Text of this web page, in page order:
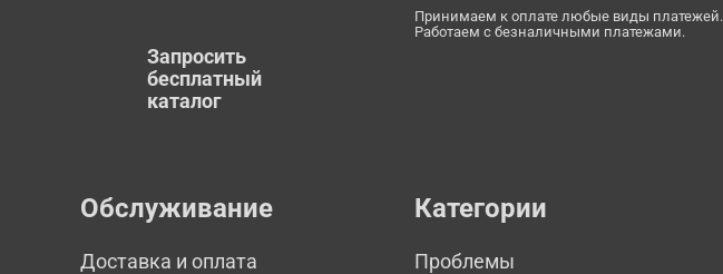
Запросить
бесплатный
каталог
Принимаем к оплате любые виды платежей.
Работаем с безналичными платежами.
Обслуживание
Доставка и оплата
Категории
Проблемы